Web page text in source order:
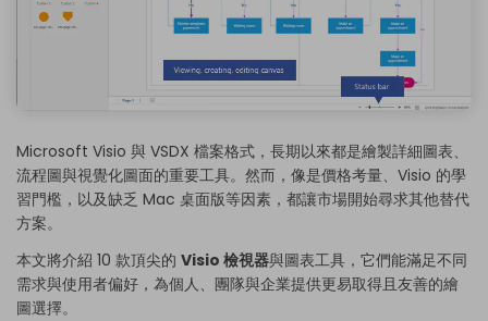
Microsoft Visio 與 VSDX 檔案格式，長期以來都是繪製詳細圖表、
流程圖與視覺化圖面的重要工具。然而，像是價格考量、Visio 的學
習門檻，以及缺乏 Mac 桌面版等因素，都讓市場開始尋求其他替代
方案。
本文將介紹 10 款頂尖的 Visio 檢視器與圖表工具，它們能滿足不同
需求與使用者偏好，為個人、團隊與企業提供更易取得且友善的繪
圖選擇。